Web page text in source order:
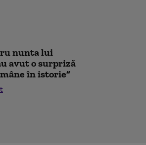
nunta lui
avut o surpriză
în istorie”